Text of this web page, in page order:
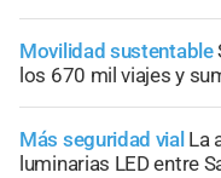
Movilidad sustentable
los 670 mil viajes y
Más seguridad vial La
luminarias LED entre